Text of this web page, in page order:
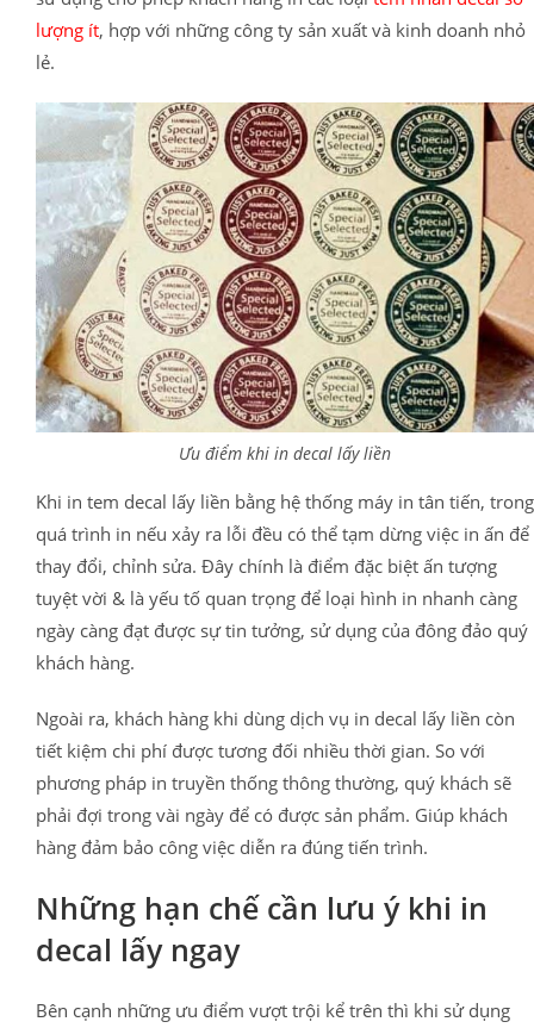
lượng ít, hợp với những công ty sản xuất và kinh doanh nhỏ
lẻ.
Ưu điểm khi in decal lấy liền
Khi in tem decal lấy liền bằng hệ thống máy in tân tiến, trong
quá trình in nếu xảy ra lỗi đều có thể tạm dừng việc in ấn để
thay đổi, chỉnh sửa. Đây chính là điểm đặc biệt ấn tượng
tuyệt vời & là yếu tố quan trọng để loại hình in nhanh càng
ngày càng đạt được sự tin tưởng, sử dụng của đông đảo quý
khách hàng.
Ngoài ra, khách hàng khi dùng dịch vụ in decal lấy liền còn
tiết kiệm chi phí được tương đối nhiều thời gian. So với
phương pháp in truyền thống thông thường, quý khách sẽ
phải đợi trong vài ngày để có được sản phẩm. Giúp khách
hàng đảm bảo công việc diễn ra đúng tiến trình.
Những hạn chế cần lưu ý khi in
decal lấy ngay
Bên cạnh những ưu điểm vượt trội kể trên thì khi sử dụng